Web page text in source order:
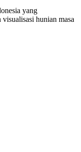
yang
hunian masa